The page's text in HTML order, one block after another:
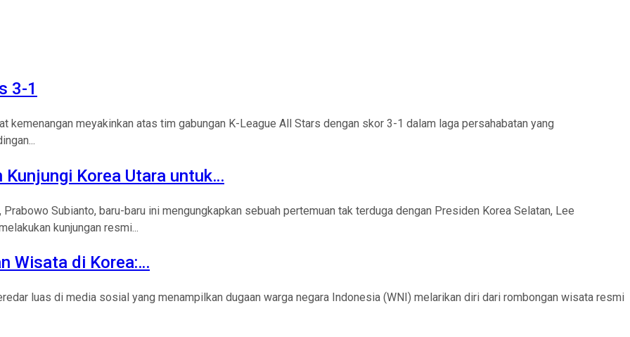
3-1
meyakinkan atas tim gabungan K-League All Stars dengan skor 3-1 dalam laga persahabatan yang
Korea Utara untuk…
Subianto, baru-baru ini mengungkapkan sebuah pertemuan tak terduga dengan Presiden Korea Selatan, Lee
kunjungan resmi...
Wisata di Korea:…
luas di media sosial yang menampilkan dugaan warga negara Indonesia (WNI) melarikan diri dari rombongan wisata resmi